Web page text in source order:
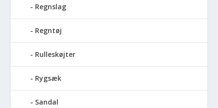
Regnslag
Regntøj
Rulleskøjter
Rygsæk
Sandal